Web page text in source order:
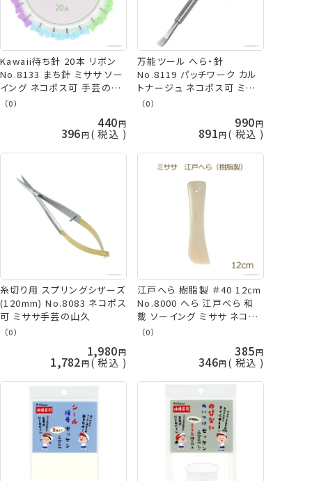
Kawaii待ち針 20本 リボン
No.8133 まち針 ミササ ソー
イング ネコポス可 手芸の山
久
（0）
440
396 税込
万能ツール へら・針
No.8119 パッチワーク カル
トナージュ ネコポス可 ミサ
サ
（0）
990
891 税込
糸切り用 スプリングシザーズ
(120mm) No.8083 ネコポス
可 ミササ手芸の山久
（0）
1,980
1,782 税込
江戸へら 樹脂製 ＃40 12cm
No.8000 へら 江戸べら 和
裁 ソーイング ミササ ネコポ
ス可 手芸の山久
（0）
385
346 税込